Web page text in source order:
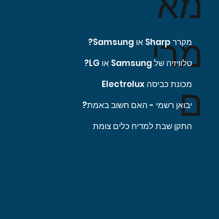
מרי
ם
מקרר Sharp או Samsung?
טלוויזיה של Samsung או LG?
מכונת כביסה Electrolux
יבואן רשמי - האם חשוב באמת?
התקן שבת למדיח כלים צומת